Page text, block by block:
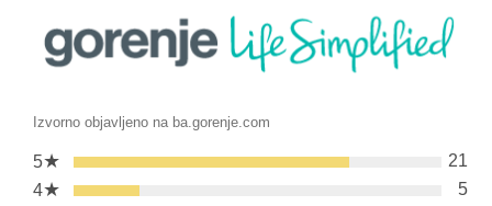
Izvorno objavljeno na ba.gorenje.com
5★
21
4★
5